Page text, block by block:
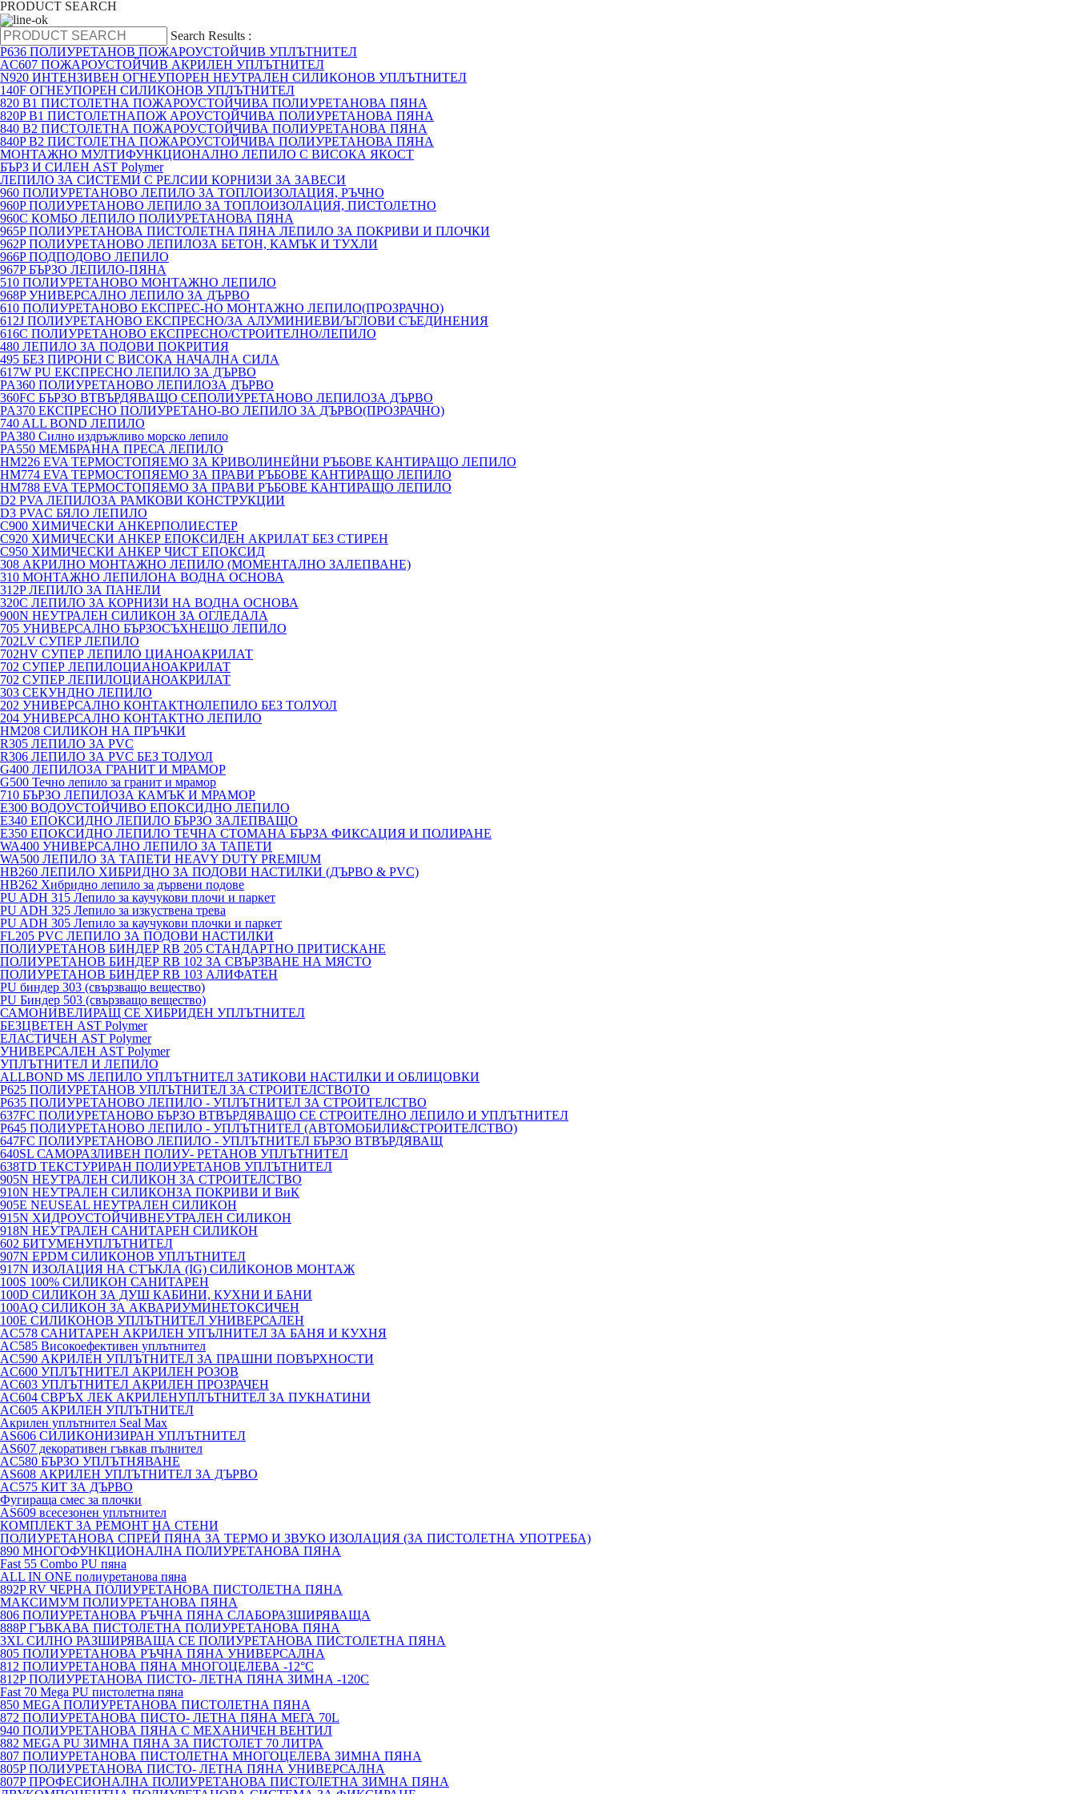
PRODUCT SEARCH
Search Results :
P636 ПОЛИУРЕТАНОВ ПОЖАРОУСТОЙЧИВ УПЛЪТНИТЕЛ
AC607 ПОЖАРОУСТОЙЧИВ АКРИЛЕН УПЛЪТНИТЕЛ
N920 ИНТЕНЗИВЕН ОГНЕУПОРЕН НЕУТРАЛЕН СИЛИКОНОВ УПЛЪТНИТЕЛ
140F ОГНЕУПОРЕН СИЛИКОНОВ УПЛЪТНИТЕЛ
820 B1 ПИСТОЛЕТНА ПОЖАРОУСТОЙЧИВА ПОЛИУРЕТАНОВА ПЯНА
820P B1 ПИСТОЛЕТНАПОЖ АРОУСТОЙЧИВА ПОЛИУРЕТАНОВА ПЯНА
840 B2 ПИСТОЛЕТНА ПОЖАРОУСТОЙЧИВА ПОЛИУРЕТАНОВА ПЯНА
840P B2 ПИСТОЛЕТНА ПОЖАРОУСТОЙЧИВА ПОЛИУРЕТАНОВА ПЯНА
МОНТАЖНО МУЛТИФУНКЦИОНАЛНО ЛЕПИЛО С ВИСОКА ЯКОСТ
БЪРЗ И СИЛЕН AST Polymer
ЛЕПИЛО ЗА СИСТЕМИ С РЕЛСИИ КОРНИЗИ ЗА ЗАВЕСИ
960 ПОЛИУРЕТАНОВО ЛЕПИЛО ЗА ТОПЛОИЗОЛАЦИЯ, РЪЧНО
960P ПОЛИУРЕТАНОВО ЛЕПИЛО ЗА ТОПЛОИЗОЛАЦИЯ, ПИСТОЛЕТНО
960C КОМБО ЛЕПИЛО ПОЛИУРЕТАНОВА ПЯНА
965P ПОЛИУРЕТАНОВА ПИСТОЛЕТНА ПЯНА ЛЕПИЛО ЗА ПОКРИВИ И ПЛОЧКИ
962P ПОЛИУРЕТАНОВО ЛЕПИЛОЗА БЕТОН, КАМЪК И ТУХЛИ
966P ПОДПОДОВО ЛЕПИЛО
967P БЪРЗО ЛЕПИЛО-ПЯНА
510 ПОЛИУРЕТАНОВО МОНТАЖНО ЛЕПИЛО
968P УНИВЕРСАЛНО ЛЕПИЛО ЗА ДЪРВО
610 ПОЛИУРЕТАНОВО ЕКСПРЕС-НО МОНТАЖНО ЛЕПИЛО(ПРОЗРАЧНО)
612J ПОЛИУРЕТАНОВО ЕКСПРЕСНО/ЗА АЛУМИНИЕВИ/ЪГЛОВИ СЪЕДИНЕНИЯ
616C ПОЛИУРЕТАНОВО ЕКСПРЕСНО/СТРОИТЕЛНО/ЛЕПИЛО
480 ЛЕПИЛО ЗА ПОДОВИ ПОКРИТИЯ
495 БЕЗ ПИРОНИ С ВИСОКА НАЧАЛНА СИЛА
617W PU ЕКСПРЕСНО ЛЕПИЛО ЗА ДЪРВО
PA360 ПОЛИУРЕТАНОВО ЛЕПИЛОЗА ДЪРВО
360FC БЪРЗО ВТВЪРДЯВАЩО СЕПОЛИУРЕТАНОВО ЛЕПИЛОЗА ДЪРВО
PA370 ЕКСПРЕСНО ПОЛИУРЕТАНО-ВО ЛЕПИЛО ЗА ДЪРВО(ПРОЗРАЧНО)
740 ALL BOND ЛЕПИЛО
PA380 Силно издръжливо морско лепило
PA550 МЕМБРАННА ПРЕСА ЛЕПИЛО
HM226 EVA ТЕРМОСТОПЯЕМО ЗА КРИВОЛИНЕЙНИ РЪБОВЕ КАНТИРАЩО ЛЕПИЛО
HM774 EVA ТЕРМОСТОПЯЕМО ЗА ПРАВИ РЪБОВЕ КАНТИРАЩО ЛЕПИЛО
HM788 EVA ТЕРМОСТОПЯЕМО ЗА ПРАВИ РЪБОВЕ КАНТИРАЩО ЛЕПИЛО
D2 PVA ЛЕПИЛОЗА РАМКОВИ КОНСТРУКЦИИ
D3 PVAC БЯЛО ЛЕПИЛО
C900 ХИМИЧЕСКИ АНКЕРПОЛИЕСТЕP
C920 ХИМИЧЕСКИ АНКЕР ЕПОКСИДЕН АКРИЛАТ БЕЗ СТИРЕН
C950 ХИМИЧЕСКИ АНКЕР ЧИСТ ЕПОКСИД
308 АКРИЛНО МОНТАЖНО ЛЕПИЛО (МОМЕНТАЛНО ЗАЛЕПВАНЕ)
310 МОНТАЖНО ЛЕПИЛОНА ВОДНА ОСНОВА
312P ЛЕПИЛО ЗА ПАНЕЛИ
320C ЛЕПИЛО ЗА КОРНИЗИ НА ВОДНА ОСНОВА
900N НЕУТРАЛЕН СИЛИКОН ЗА ОГЛЕДАЛА
705 УНИВЕРСАЛНО БЪРЗОСЪХНЕЩО ЛЕПИЛО
702LV СУПЕР ЛЕПИЛО
702HV СУПЕР ЛЕПИЛО ЦИАНОАКРИЛАТ
702 СУПЕР ЛЕПИЛОЦИАНОАКРИЛАТ
702 СУПЕР ЛЕПИЛОЦИАНОАКРИЛАТ
303 СЕКУНДНО ЛЕПИЛО
202 УНИВЕРСАЛНО КОНТАКТНОЛЕПИЛО БЕЗ ТОЛУОЛ
204 УНИВЕРСАЛНО КОНТАКТНО ЛЕПИЛО
HM208 СИЛИКОН НА ПРЪЧКИ
R305 ЛЕПИЛО ЗА PVC
R306 ЛЕПИЛО ЗА PVC БЕЗ ТОЛУОЛ
G400 ЛЕПИЛОЗА ГРАНИТ И МРАМОP
G500 Течно лепило за гранит и мрамор
710 БЪРЗО ЛЕПИЛОЗА КАМЪК И МРАМОP
E300 ВОДОУСТОЙЧИВО ЕПОКСИДНО ЛЕПИЛО
E340 ЕПОКСИДНО ЛЕПИЛО БЪРЗО ЗАЛЕПВАЩО
E350 ЕПОКСИДНО ЛЕПИЛО ТЕЧНА СТОМАНА БЪРЗА ФИКСАЦИЯ И ПОЛИРАНЕ
WA400 УНИВЕРСАЛНО ЛЕПИЛО ЗА ТАПЕТИ
WA500 ЛЕПИЛО ЗА ТАПЕТИ HEAVY DUTY PREMIUM
HB260 ЛЕПИЛО ХИБРИДНО ЗА ПОДОВИ НАСТИЛКИ (ДЪРВО & PVC)
HB262 Хибридно лепило за дървени подове
PU ADH 315 Лепило за каучукови плочи и паркет
PU ADH 325 Лепило за изкуствена трева
PU ADH 305 Лепило за каучукови плочки и паркет
FL205 PVC ЛЕПИЛО ЗА ПОДОВИ НАСТИЛКИ
ПОЛИУРЕТАНОВ БИНДЕР RB 205 СТАНДАРТНО ПРИТИСКАНЕ
ПОЛИУРЕТАНОВ БИНДЕР RB 102 ЗА СВЪРЗВАНЕ НА МЯСТО
ПОЛИУРЕТАНОВ БИНДЕР RB 103 АЛИФАТЕН
PU биндер 303 (свързващо вещество)
PU Биндер 503 (свързващо вещество)
САМОНИВЕЛИРАЩ СЕ ХИБРИДЕН УПЛЪТНИТЕЛ
БЕЗЦВЕТЕН AST Polymer
ЕЛАСТИЧЕН AST Polymer
УНИВЕРСАЛЕН AST Polymer
УПЛЪТНИТЕЛ И ЛЕПИЛО
ALLBOND MS ЛЕПИЛО УПЛЪТНИТЕЛ ЗАТИКОВИ НАСТИЛКИ И ОБЛИЦОВКИ
P625 ПОЛИУРЕТАНОВ УПЛЪТНИТЕЛ ЗА СТРОИТЕЛСТВОТО
P635 ПОЛИУРЕТАНОВО ЛЕПИЛО - УПЛЪТНИТЕЛ ЗА СТРОИТЕЛСТВО
637FC ПОЛИУРЕТАНОВО БЪРЗО ВТВЪРДЯВАЩО СЕ СТРОИТЕЛНО ЛЕПИЛО И УПЛЪТНИТЕЛ
P645 ПОЛИУРЕТАНОВО ЛЕПИЛО - УПЛЪТНИТЕЛ (АВТОМОБИЛИ&СТРОИТЕЛСТВО)
647FC ПОЛИУРЕТАНОВО ЛЕПИЛО - УПЛЪТНИТЕЛ БЪРЗО ВТВЪРДЯВАЩ
640SL САМОРАЗЛИВЕН ПОЛИУ- РЕТАНОВ УПЛЪТНИТЕЛ
638TD ТЕКСТУРИРАН ПОЛИУРЕТАНОВ УПЛЪТНИТЕЛ
905N НЕУТРАЛЕН СИЛИКОН ЗА СТРОИТЕЛСТВО
910N НЕУТРАЛЕН СИЛИКОНЗА ПОКРИВИ И ВиК
905E NEUSEAL НЕУТРАЛЕН СИЛИКОН
915N ХИДРОУСТОЙЧИВНЕУТРАЛЕН СИЛИКОН
918N НЕУТРАЛЕН САНИТАРЕН СИЛИКОН
602 БИТУМЕНУПЛЪТНИТЕЛ
907N EPDM СИЛИКОНОВ УПЛЪТНИТЕЛ
917N ИЗОЛАЦИЯ НА СТЪКЛА (IG) СИЛИКОНОВ МОНТАЖ
100S 100% СИЛИКОН САНИТАРЕН
100D СИЛИКОН ЗА ДУШ КАБИНИ, КУХНИ И БАНИ
100AQ СИЛИКОН ЗА АКВАРИУМИНЕТОКСИЧЕН
100E СИЛИКОНОВ УПЛЪТНИТЕЛ УНИВЕРСАЛЕН
AC578 САНИТАРЕН АКРИЛЕН УПЪЛНИТЕЛ ЗА БАНЯ И КУХНЯ
AC585 Високоефективен уплътнител
AC590 АКРИЛЕН УПЛЪТНИТЕЛ ЗА ПРАШНИ ПОВЪРХНОСТИ
AC600 УПЛЪТНИТЕЛ АКРИЛЕН РОЗОВ
AC603 УПЛЪТНИТЕЛ АКРИЛЕН ПРОЗРАЧЕН
AC604 СВРЪХ ЛЕК АКРИЛЕНУПЛЪТНИТЕЛ ЗА ПУКНАТИНИ
AC605 АКРИЛЕН УПЛЪТНИТЕЛ
Акрилен уплътнител Seal Max
AS606 СИЛИКОНИЗИРАН УПЛЪТНИТЕЛ
AS607 декоративен гъвкав пълнител
AC580 БЪРЗО УПЛЪТНЯВАНЕ
AS608 АКРИЛЕН УПЛЪТНИТЕЛ ЗА ДЪРВО
AC575 КИТ ЗА ДЪРВО
Фугираща смес за плочки
AS609 всесезонен уплътнител
КОМПЛЕКТ ЗА РЕМОНТ НА СТЕНИ
ПОЛИУРЕТАНОВА СПРЕЙ ПЯНА ЗА ТЕРМО И ЗВУКО ИЗОЛАЦИЯ (ЗА ПИСТОЛЕТНА УПОТРЕБА)
890 МНОГОФУНКЦИОНАЛНА ПОЛИУРЕТАНОВА ПЯНА
Fast 55 Combo PU пяна
ALL IN ONE полиуретанова пяна
892P RV ЧЕРНА ПОЛИУРЕТАНОВА ПИСТОЛЕТНА ПЯНА
МАКСИМУМ ПОЛИУРЕТАНОВА ПЯНА
806 ПОЛИУРЕТАНОВА РЪЧНА ПЯНА СЛАБОРАЗШИРЯВАЩА
888P ГЪВКАВА ПИСТОЛЕТНА ПОЛИУРЕТАНОВА ПЯНА
3XL СИЛНО РАЗШИРЯВАЩА СЕ ПОЛИУРЕТАНОВА ПИСТОЛЕТНА ПЯНА
805 ПОЛИУРЕТАНОВА РЪЧНА ПЯНА УНИВЕРСАЛНА
812 ПОЛИУРЕТАНОВА ПЯНА МНОГОЦЕЛЕВА -12°C
812P ПОЛИУРЕТАНОВА ПИСТО- ЛЕТНА ПЯНА ЗИМНА -120С
Fast 70 Mega PU пистолетна пяна
850 MEGA ПОЛИУРЕТАНОВА ПИСТОЛЕТНА ПЯНА
872 ПОЛИУРЕТАНОВА ПИСТО- ЛЕТНА ПЯНА МЕГА 70L
940 ПОЛИУРЕТАНОВА ПЯНА С МЕХАНИЧЕН ВЕНТИЛ
882 MEGA PU ЗИМНА ПЯНА ЗА ПИСТОЛЕТ 70 ЛИТРА
807 ПОЛИУРЕТАНОВА ПИСТОЛЕТНА МНОГОЦЕЛЕВА ЗИМНА ПЯНА
805P ПОЛИУРЕТАНОВА ПИСТО- ЛЕТНА ПЯНА УНИВЕРСАЛНА
807P ПРОФЕСИОНАЛНА ПОЛИУРЕТАНОВА ПИСТОЛЕТНА ЗИМНА ПЯНА